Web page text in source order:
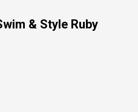
& Style Ruby